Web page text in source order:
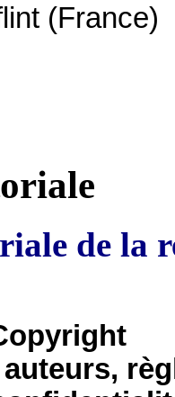
(France)
de la